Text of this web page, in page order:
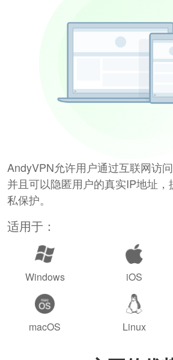
AndyVPN允许用户通过互联网访
并且可以隐匿用户的真实IP地址
私保护。
适用于：
Windows iOS
macOS Linux